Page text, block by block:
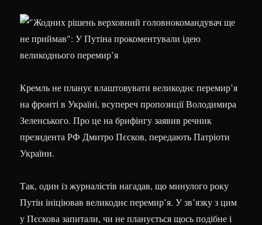
Кремль не планує влаштовувати великоднє перемир’я
на фронті в Україні, всупереч пропозиції Володимира
Зеленського. Про це на брифінгу заявив речник
президента РФ Дмитро Пєсков, передають Патріоти
України.
Так, один із журналістів нагадав, що минулого року
Путін ініціював великоднє перемир’я. У зв’язку з цим
у Пєскова запитали, чи не планується щось подібне і